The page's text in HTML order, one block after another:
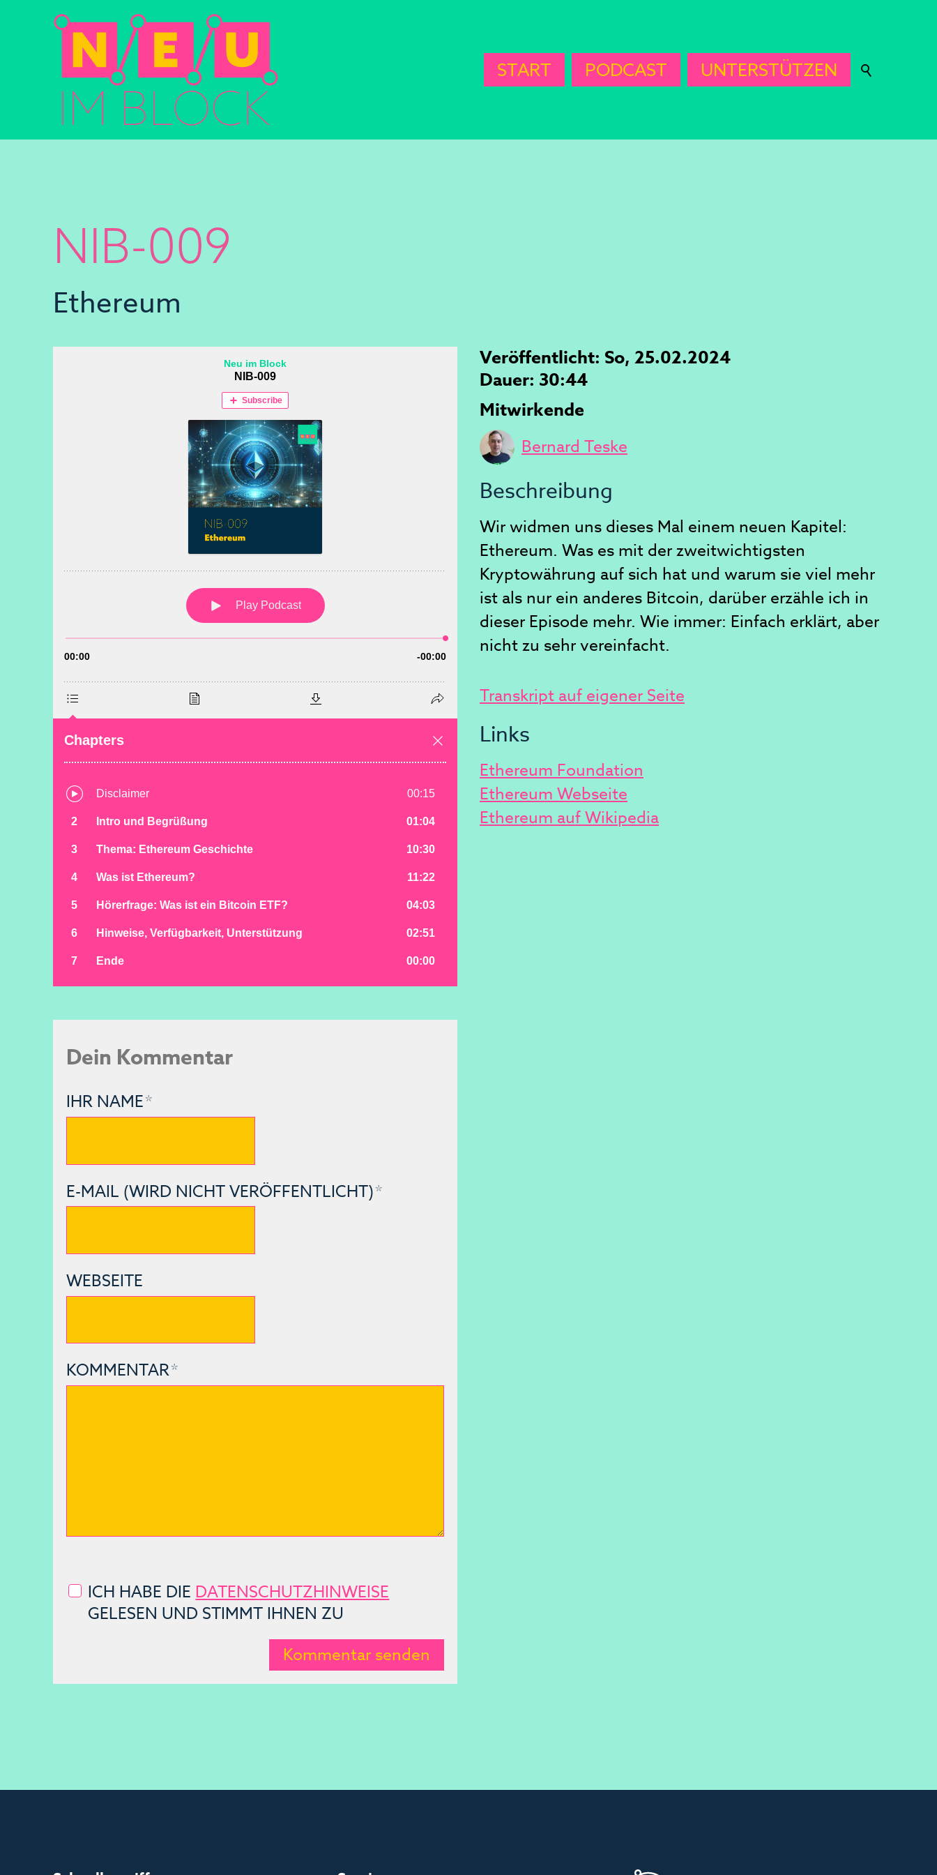
START PODCAST UNTERSTÜTZEN
NIB-009
Ethereum
Dein Kommentar
IHR NAME*
E-MAIL (WIRD NICHT VERÖFFENTLICHT)*
WEBSEITE
KOMMENTAR*
ICH HABE DIE DATENSCHUTZHINWEISE
GELESEN UND STIMMT IHNEN ZU
Kommentar senden
Veröffentlicht: So, 25.02.2024
Dauer: 30:44
Mitwirkende
Bernard Teske
Beschreibung
Wir widmen uns dieses Mal einem neuen Kapitel:
Ethereum. Was es mit der zweitwichtigsten
Kryptowährung auf sich hat und warum sie viel mehr
ist als nur ein anderes Bitcoin, darüber erzähle ich in
dieser Episode mehr. Wie immer: Einfach erklärt, aber
nicht zu sehr vereinfacht.
Transkript auf eigener Seite
Links
Ethereum Foundation
Ethereum Webseite
Ethereum auf Wikipedia